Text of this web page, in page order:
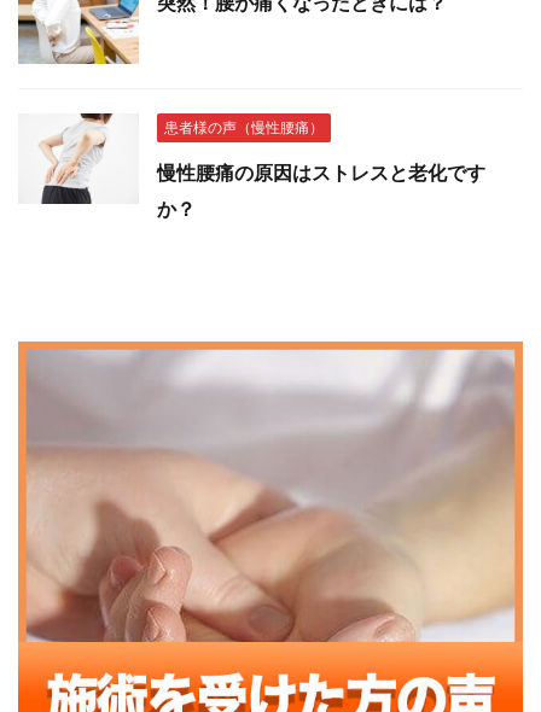
患者様の声（慢性腰痛）
慢性腰痛の原因はストレスと老化です
か？